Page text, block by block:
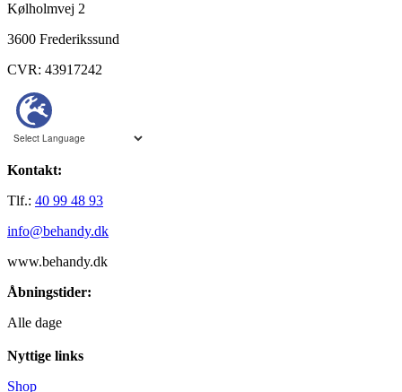
Kølholmvej 2
3600 Frederikssund
CVR: 43917242
Kontakt:
Tlf.: 40 99 48 93
info@behandy.dk
www.behandy.dk
Åbningstider:
Alle dage
Nyttige links
Shop